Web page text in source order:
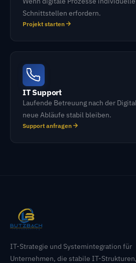
Schnittstellen erfordern.
Projekt starten
IT Support
Laufende Betreuung nach der
neue Abläufe stabil bleiben.
Support anfragen
IT-Strategie und Systemintegration für
Unternehmen, die stabile IT-Strukturen,